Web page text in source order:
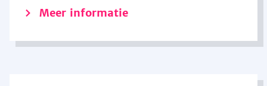
Meer informatie